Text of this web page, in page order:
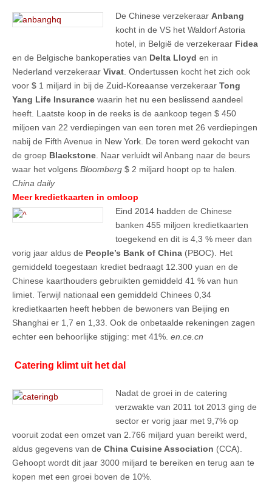
De Chinese verzekeraar Anbang
kocht in de VS het Waldorf Astoria
hotel, in België de verzekeraar Fidea
en de Belgische bankoperaties van Delta Lloyd en in
Nederland verzekeraar Vivat. Ondertussen kocht het zich ook
voor $ 1 miljard in bij de Zuid-Koreaanse verzekeraar Tong
Yang Life Insurance waarin het nu een beslissend aandeel
heeft. Laatste koop in de reeks is de aankoop tegen $ 450
miljoen van 22 verdiepingen van een toren met 26 verdiepingen
nabij de Fifth Avenue in New York. De toren werd gekocht van
de groep Blackstone. Naar verluidt wil Anbang naar de beurs
waar het volgens Bloomberg $ 2 miljard hoopt op te halen.
China daily
Meer kredietkaarten in omloop
Eind 2014 hadden de Chinese
banken 455 miljoen kredietkaarten
toegekend en dit is 4,3 % meer dan
vorig jaar aldus de People’s Bank of China (PBOC). Het
gemiddeld toegestaan krediet bedraagt 12.300 yuan en de
Chinese kaarthouders gebruikten gemiddeld 41 % van hun
limiet. Terwijl nationaal een gemiddeld Chinees 0,34
kredietkaarten heeft hebben de bewoners van Beijing en
Shanghai er 1,7 en 1,33. Ook de onbetaalde rekeningen zagen
echter een behoorlijke stijging: met 41%. en.ce.cn
Catering klimt uit het dal
Nadat de groei in de catering
verzwakte van 2011 tot 2013 ging de
sector er vorig jaar met 9,7% op
vooruit zodat een omzet van 2.766 miljard yuan bereikt werd,
aldus gegevens van de China Cuisine Association (CCA).
Gehoopt wordt dit jaar 3000 miljard te bereiken en terug aan te
kopen met een groei boven de 10%.